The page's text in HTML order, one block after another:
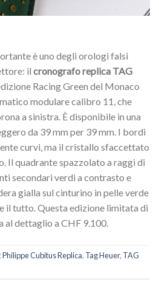
è uno degli orologi falsi
il cronografo replica TAG
Racing Green del Monaco
modulare calibro 11, che
a sinistra. È disponibile in una
da 39 mm per 39 mm. I bordi
curvi, ma il cristallo sfaccettato
Il quadrante spazzolato a raggi di
secondari verdi a contrasto e
gialla sul cinturino in pelle verde
il tutto. Questa edizione limitata di
al dettaglio a CHF 9.100.
Philippe Cubitus Replica, Tag Heuer, TAG